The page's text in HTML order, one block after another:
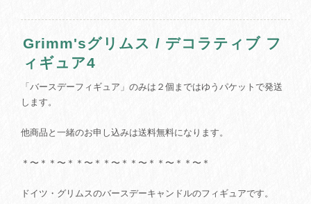
Grimm'sグリムス / デコラティブ フ
ィギュア4
「バースデーフィギュア」のみは２個まではゆうパケットで発送
します。
他商品と一緒のお申し込みは送料無料になります。
＊〜＊＊〜＊＊〜＊＊〜＊＊〜＊＊〜＊＊〜＊
ドイツ・グリムスのバースデーキャンドルのフィギュアです。